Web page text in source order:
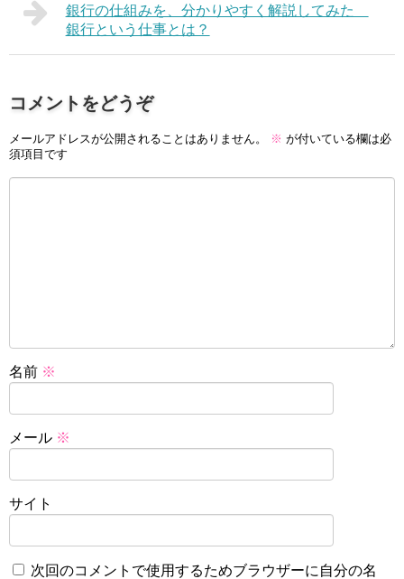
銀行の仕組みを、分かりやすく解説してみた
銀行という仕事とは？
コメントをどうぞ
メールアドレスが公開されることはありません。 ※ が付いている欄は必
須項目です
名前 ※
メール ※
サイト
次回のコメントで使用するためブラウザーに自分の名